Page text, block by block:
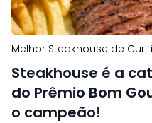
Melhor Steakhouse de
Steakhouse é a
do Prêmio Bom
o campeão!